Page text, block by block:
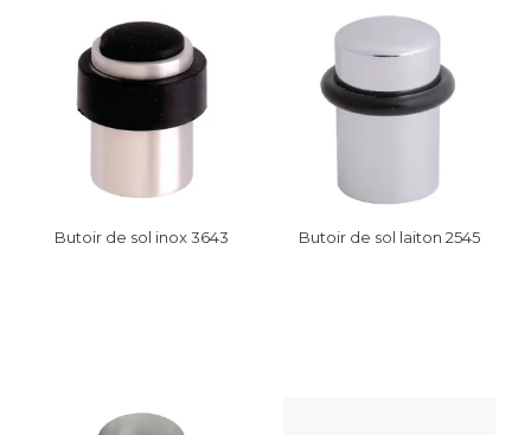
Butoir de sol inox 3643 Butoir de sol laiton 2545